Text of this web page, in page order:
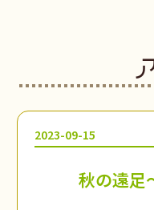
2023-09-15
秋の遠足